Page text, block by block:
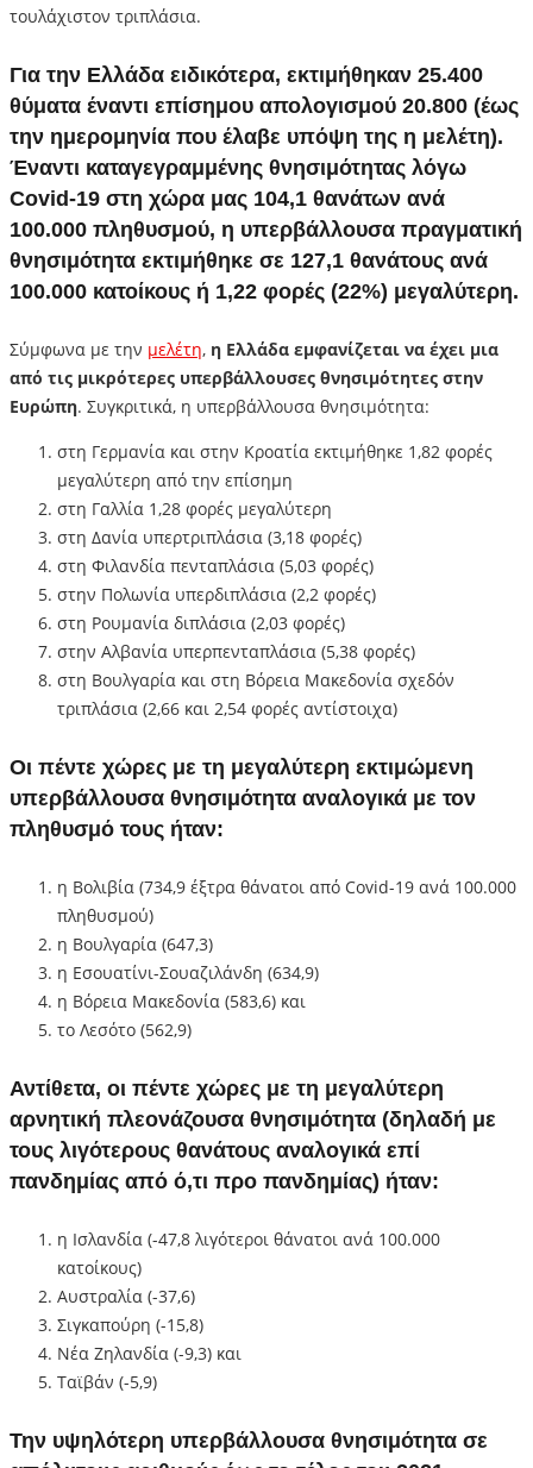
τουλάχιστον τριπλάσια.
Για την Ελλάδα ειδικότερα, εκτιμήθηκαν 25.400
θύματα έναντι επίσημου απολογισμού 20.800 (έως
την ημερομηνία που έλαβε υπόψη της η μελέτη).
Έναντι καταγεγραμμένης θνησιμότητας λόγω
Covid-19 στη χώρα μας 104,1 θανάτων ανά
100.000 πληθυσμού, η υπερβάλλουσα πραγματική
θνησιμότητα εκτιμήθηκε σε 127,1 θανάτους ανά
100.000 κατοίκους ή 1,22 φορές (22%) μεγαλύτερη.
Σύμφωνα με την μελέτη, η Ελλάδα εμφανίζεται να έχει μια
από τις μικρότερες υπερβάλλουσες θνησιμότητες στην
Ευρώπη. Συγκριτικά, η υπερβάλλουσα θνησιμότητα:
στη Γερμανία και στην Κροατία εκτιμήθηκε 1,82 φορές
μεγαλύτερη από την επίσημη
στη Γαλλία 1,28 φορές μεγαλύτερη
στη Δανία υπερτριπλάσια (3,18 φορές)
στη Φιλανδία πενταπλάσια (5,03 φορές)
στην Πολωνία υπερδιπλάσια (2,2 φορές)
στη Ρουμανία διπλάσια (2,03 φορές)
στην Αλβανία υπερπενταπλάσια (5,38 φορές)
στη Βουλγαρία και στη Βόρεια Μακεδονία σχεδόν
τριπλάσια (2,66 και 2,54 φορές αντίστοιχα)
Οι πέντε χώρες με τη μεγαλύτερη εκτιμώμενη
υπερβάλλουσα θνησιμότητα αναλογικά με τον
πληθυσμό τους ήταν:
η Βολιβία (734,9 έξτρα θάνατοι από Covid-19 ανά 100.000
πληθυσμού)
η Βουλγαρία (647,3)
η Εσουατίνι-Σουαζιλάνδη (634,9)
η Βόρεια Μακεδονία (583,6) και
το Λεσότο (562,9)
Αντίθετα, οι πέντε χώρες με τη μεγαλύτερη
αρνητική πλεονάζουσα θνησιμότητα (δηλαδή με
τους λιγότερους θανάτους αναλογικά επί
πανδημίας από ό,τι προ πανδημίας) ήταν:
η Ισλανδία (-47,8 λιγότεροι θάνατοι ανά 100.000
κατοίκους)
Αυστραλία (-37,6)
Σιγκαπούρη (-15,8)
Νέα Ζηλανδία (-9,3) και
Ταϊβάν (-5,9)
Την υψηλότερη υπερβάλλουσα θνησιμότητα σε